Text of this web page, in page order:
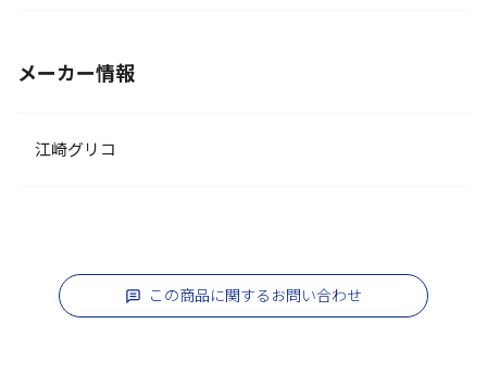
メーカー情報
江崎グリコ
この商品に関するお問い合わせ